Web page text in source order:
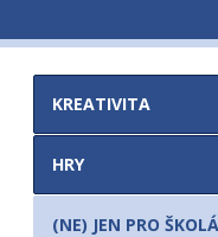
KREATIVITA
Didaco A5
HRY
(NE) JEN PRO